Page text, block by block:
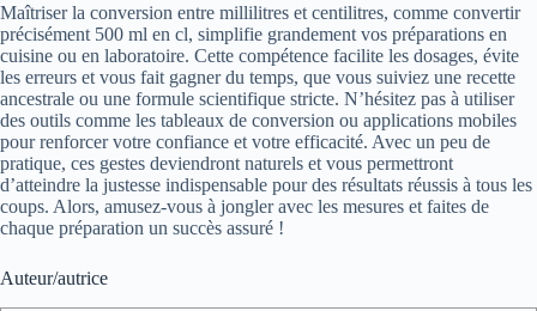
Maîtriser la conversion entre millilitres et centilitres, comme convertir
précisément 500 ml en cl, simplifie grandement vos préparations en
cuisine ou en laboratoire. Cette compétence facilite les dosages, évite
les erreurs et vous fait gagner du temps, que vous suiviez une recette
ancestrale ou une formule scientifique stricte. N’hésitez pas à utiliser
des outils comme les tableaux de conversion ou applications mobiles
pour renforcer votre confiance et votre efficacité. Avec un peu de
pratique, ces gestes deviendront naturels et vous permettront
d’atteindre la justesse indispensable pour des résultats réussis à tous les
coups. Alors, amusez-vous à jongler avec les mesures et faites de
chaque préparation un succès assuré !
Auteur/autrice